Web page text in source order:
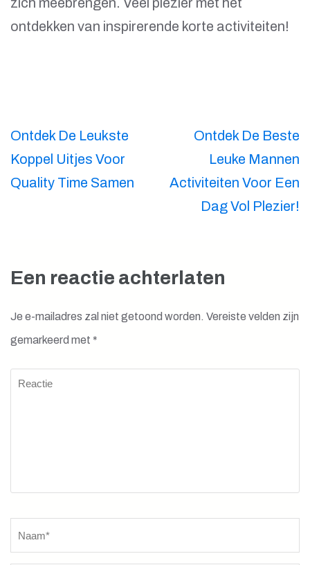
ontdekken van inspirerende korte activiteiten!
Berichtnavigatie
Ontdek De Leukste
Koppel Uitjes Voor
Quality Time Samen
Ontdek De Beste
Leuke Mannen
Activiteiten Voor Een
Dag Vol Plezier!
Een reactie achterlaten
Je e-mailadres zal niet getoond worden. Vereiste velden zijn
gemarkeerd met *
Reactie